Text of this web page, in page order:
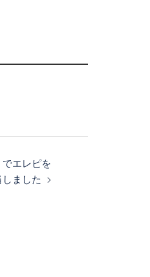
エレピを
ました